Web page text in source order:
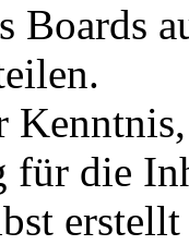
Boards
für die